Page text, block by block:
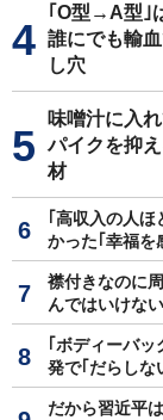
｢O型→A型｣
誰にでも輸
し穴
味噌汁に入
パイクを抑
材
｢高収入の人
かった｢幸福を
襟付きなのに
んではいけな
｢ボディーバ
発で｢だらしな
だから習近平